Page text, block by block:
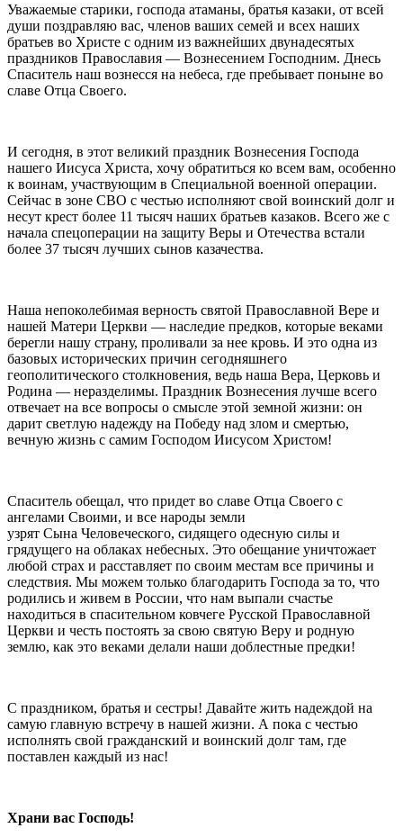
Уважаемые старики, господа атаманы, братья казаки, от всей
души поздравляю вас, членов ваших семей и всех наших
братьев во Христе с одним из важнейших двунадесятых
праздников Православия — Вознесением Господним. Днесь
Спаситель наш вознесся на небеса, где пребывает поныне во
славе Отца Своего.
И сегодня, в этот великий праздник Вознесения Господа
нашего Иисуса Христа, хочу обратиться ко всем вам, особенно
к воинам, участвующим в Специальной военной операции.
Сейчас в зоне СВО с честью исполняют свой воинский долг и
несут крест более 11 тысяч наших братьев казаков. Всего же с
начала спецоперации на защиту Веры и Отечества встали
более 37 тысяч лучших сынов казачества.
Наша непоколебимая верность святой Православной Вере и
нашей Матери Церкви — наследие предков, которые веками
берегли нашу страну, проливали за нее кровь. И это одна из
базовых исторических причин сегодняшнего
геополитического столкновения, ведь наша Вера, Церковь и
Родина — неразделимы. Праздник Вознесения лучше всего
отвечает на все вопросы о смысле этой земной жизни: он
дарит светлую надежду на Победу над злом и смертью,
вечную жизнь с самим Господом Иисусом Христом!
Спаситель обещал, что придет во славе Отца Своего с
ангелами Своими, и все народы земли
узрят Сына Человеческого, сидящего одесную силы и
грядущего на облаках небесных. Это обещание уничтожает
любой страх и расставляет по своим местам все причины и
следствия. Мы можем только благодарить Господа за то, что
родились и живем в России, что нам выпали счастье
находиться в спасительном ковчеге Русской Православной
Церкви и честь постоять за свою святую Веру и родную
землю, как это веками делали наши доблестные предки!
С праздником, братья и сестры! Давайте жить надеждой на
самую главную встречу в нашей жизни. А пока с честью
исполнять свой гражданский и воинский долг там, где
поставлен каждый из нас!
Храни вас Господь!